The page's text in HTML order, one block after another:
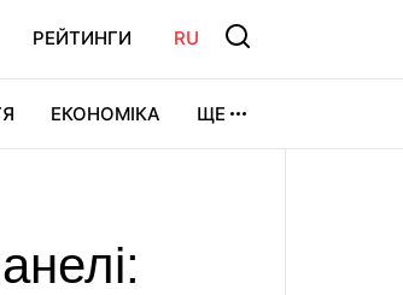
РЕЙТИНГИ RU
ЕКОНОМІКА ЩЕ